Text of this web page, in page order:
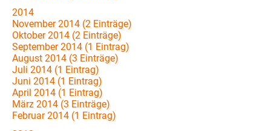
2014
November 2014 (2 Einträge)
Oktober 2014 (2 Einträge)
September 2014 (1 Eintrag)
August 2014 (3 Einträge)
Juli 2014 (1 Eintrag)
Juni 2014 (1 Eintrag)
April 2014 (1 Eintrag)
März 2014 (3 Einträge)
Februar 2014 (1 Eintrag)